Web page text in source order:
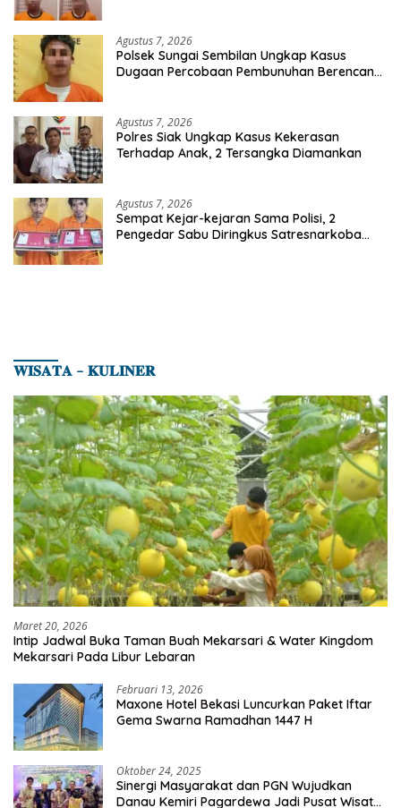
Agustus 7, 2026
Polsek Sungai Sembilan Ungkap Kasus
Dugaan Percobaan Pembunuhan Berencana,
Agustus 7, 2026
Polres Siak Ungkap Kasus Kekerasan
Terhadap Anak, 2 Tersangka Diamankan
Agustus 7, 2026
Sempat Kejar-kejaran Sama Polisi, 2
Pengedar Sabu Diringkus Satresnarkoba
𝐖𝐈𝐒𝐀𝐓𝐀 – 𝐊𝐔𝐋𝐈𝐍𝐄𝐑
Maret 20, 2026
Intip Jadwal Buka Taman Buah Mekarsari & Water Kingdom
Mekarsari Pada Libur Lebaran
Februari 13, 2026
Maxone Hotel Bekasi Luncurkan Paket Iftar
Gema Swarna Ramadhan 1447 H
Oktober 24, 2025
Sinergi Masyarakat dan PGN Wujudkan
Danau Kemiri Pagardewa Jadi Pusat Wisata